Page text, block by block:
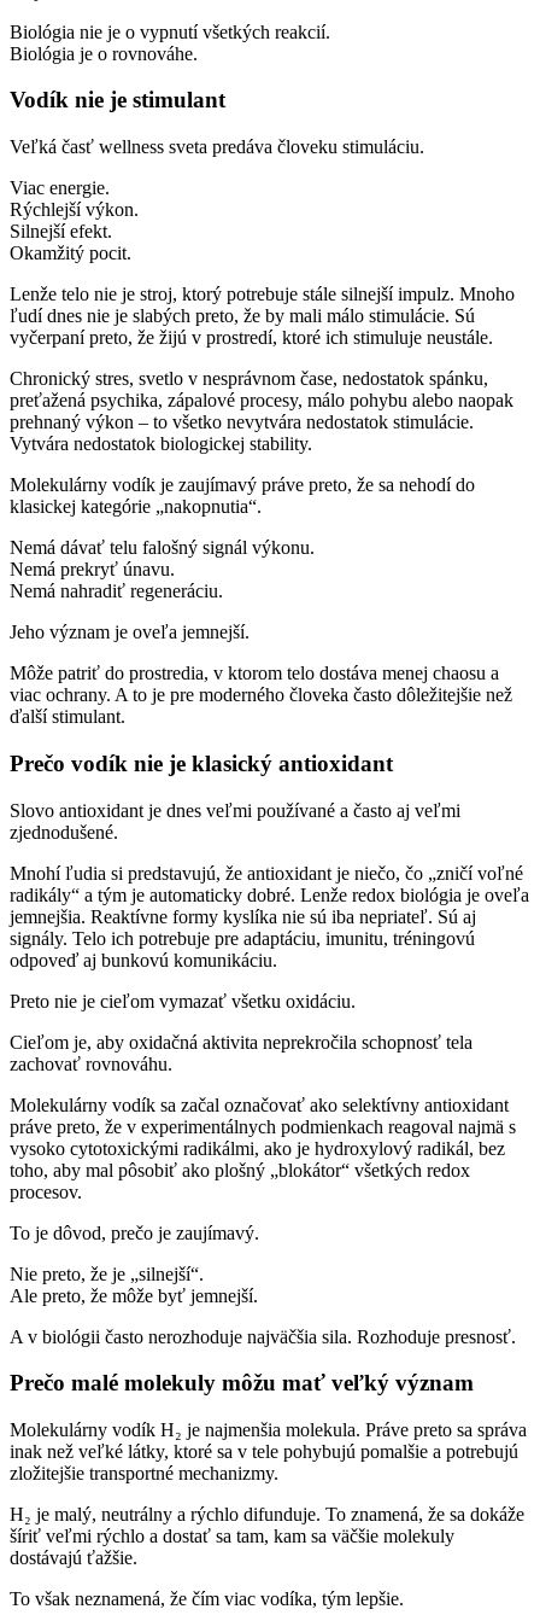
Biológia nie je o vypnutí všetkých reakcií.
Biológia je o rovnováhe.
Vodík nie je stimulant
Veľká časť wellness sveta predáva človeku stimuláciu.
Viac energie.
Rýchlejší výkon.
Silnejší efekt.
Okamžitý pocit.
Lenže telo nie je stroj, ktorý potrebuje stále silnejší impulz. Mnoho
ľudí dnes nie je slabých preto, že by mali málo stimulácie. Sú
vyčerpaní preto, že žijú v prostredí, ktoré ich stimuluje neustále.
Chronický stres, svetlo v nesprávnom čase, nedostatok spánku,
preťažená psychika, zápalové procesy, málo pohybu alebo naopak
prehnaný výkon – to všetko nevytvára nedostatok stimulácie.
Vytvára nedostatok biologickej stability.
Molekulárny vodík je zaujímavý práve preto, že sa nehodí do
klasickej kategórie „nakopnutia“.
Nemá dávať telu falošný signál výkonu.
Nemá prekryť únavu.
Nemá nahradiť regeneráciu.
Jeho význam je oveľa jemnejší.
Môže patriť do prostredia, v ktorom telo dostáva menej chaosu a
viac ochrany. A to je pre moderného človeka často dôležitejšie než
ďalší stimulant.
Prečo vodík nie je klasický antioxidant
Slovo antioxidant je dnes veľmi používané a často aj veľmi
zjednodušené.
Mnohí ľudia si predstavujú, že antioxidant je niečo, čo „zničí voľné
radikály“ a tým je automaticky dobré. Lenže redox biológia je oveľa
jemnejšia. Reaktívne formy kyslíka nie sú iba nepriateľ. Sú aj
signály. Telo ich potrebuje pre adaptáciu, imunitu, tréningovú
odpoveď aj bunkovú komunikáciu.
Preto nie je cieľom vymazať všetku oxidáciu.
Cieľom je, aby oxidačná aktivita neprekročila schopnosť tela
zachovať rovnováhu.
Molekulárny vodík sa začal označovať ako selektívny antioxidant
práve preto, že v experimentálnych podmienkach reagoval najmä s
vysoko cytotoxickými radikálmi, ako je hydroxylový radikál, bez
toho, aby mal pôsobiť ako plošný „blokátor“ všetkých redox
procesov.
To je dôvod, prečo je zaujímavý.
Nie preto, že je „silnejší“.
Ale preto, že môže byť jemnejší.
A v biológii často nerozhoduje najväčšia sila. Rozhoduje presnosť.
Prečo malé molekuly môžu mať veľký význam
Molekulárny vodík H₂ je najmenšia molekula. Práve preto sa správa
inak než veľké látky, ktoré sa v tele pohybujú pomalšie a potrebujú
zložitejšie transportné mechanizmy.
H₂ je malý, neutrálny a rýchlo difunduje. To znamená, že sa dokáže
šíriť veľmi rýchlo a dostať sa tam, kam sa väčšie molekuly
dostávajú ťažšie.
To však neznamená, že čím viac vodíka, tým lepšie.